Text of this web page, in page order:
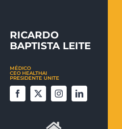
content
RICARDO
BAPTISTA LEITE
MÉDICO
CEO HEALTHAI
PRESIDENTE UNITE